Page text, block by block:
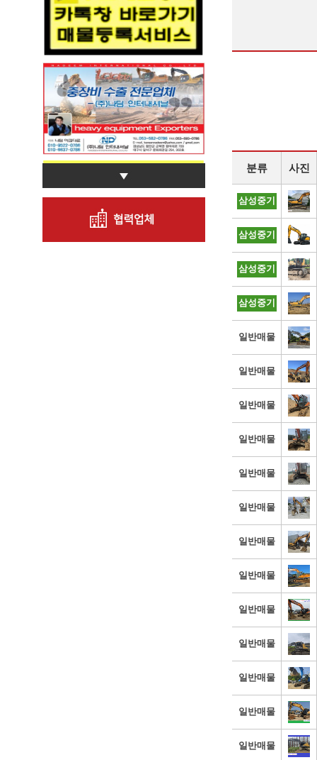
분류 사진
삼성중기
삼성중기
삼성중기
삼성중기
일반매물
일반매물
일반매물
일반매물
일반매물
일반매물
일반매물
일반매물
일반매물
일반매물
일반매물
일반매물
일반매물